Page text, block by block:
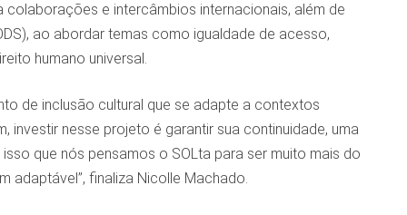
e intercâmbios internacionais, além de
ao abordar temas como igualdade de acesso,
humano universal.
de inclusão cultural que se adapte a contextos
nesse projeto é garantir sua continuidade, uma
que nós pensamos o SOLta para ser muito mais do
adaptável”, finaliza Nicolle Machado.